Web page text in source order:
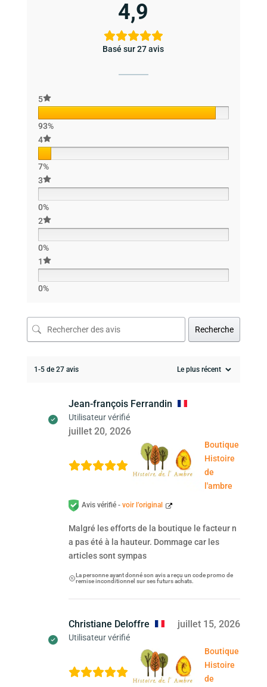
4,9
Basé sur 27 avis
5
93%
4
7%
3
0%
2
0%
1
0%
Recherche
1-5 de 27 avis
Jean-françois Ferrandin
Utilisateur vérifié
juillet 20, 2026
Boutique
Histoire
de
l'ambre
Avis vérifié - voir l’original
Malgré les efforts de la boutique le facteur n
a pas été à la hauteur. Dommage car les
articles sont sympas
La personne ayant donné son avis a reçu un code promo de
remise inconditionnel sur ses futurs achats.
Christiane Deloffre
Utilisateur vérifié
juillet 15, 2026
Boutique
Histoire
de